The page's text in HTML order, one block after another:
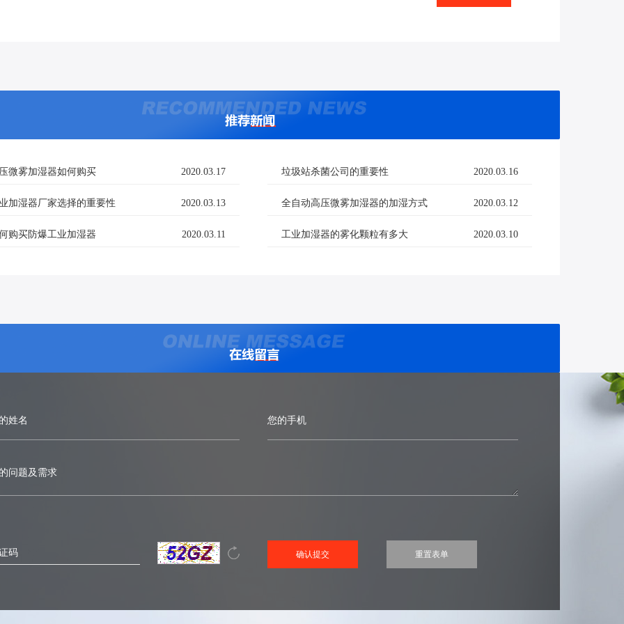
微雾加湿器如何购买 2020.03.17 垃圾站杀菌公司的重要性 2020.03.16
加湿器厂家选择的重要性 2020.03.13 全自动高压微雾加湿器的加湿方式 2020.03.12
购买防爆工业加湿器 2020.03.11 工业加湿器的雾化颗粒有多大 2020.03.10